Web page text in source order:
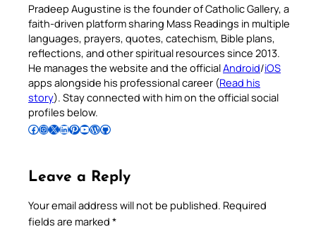
Pradeep Augustine is the founder of Catholic Gallery, a
faith-driven platform sharing Mass Readings in multiple
languages, prayers, quotes, catechism, Bible plans,
reflections, and other spiritual resources since 2013.
He manages the website and the officialAndroid/iOS
apps alongside his professional career (Read his
story). Stay connected with him on the official social
profiles below.
Follow Pradeep on Facebook Follow Pradeep on InstagramFollow Pradeep on X Follow Pradeep on LinkedIn Follow Pradeep on Pinterest Subscribe to Pradeep’s Youtube Channel Follow Pradeep on WordPress Follow Pradeep on GitHub
Leave a Reply
Your email address will not be published. Required
fields are marked *